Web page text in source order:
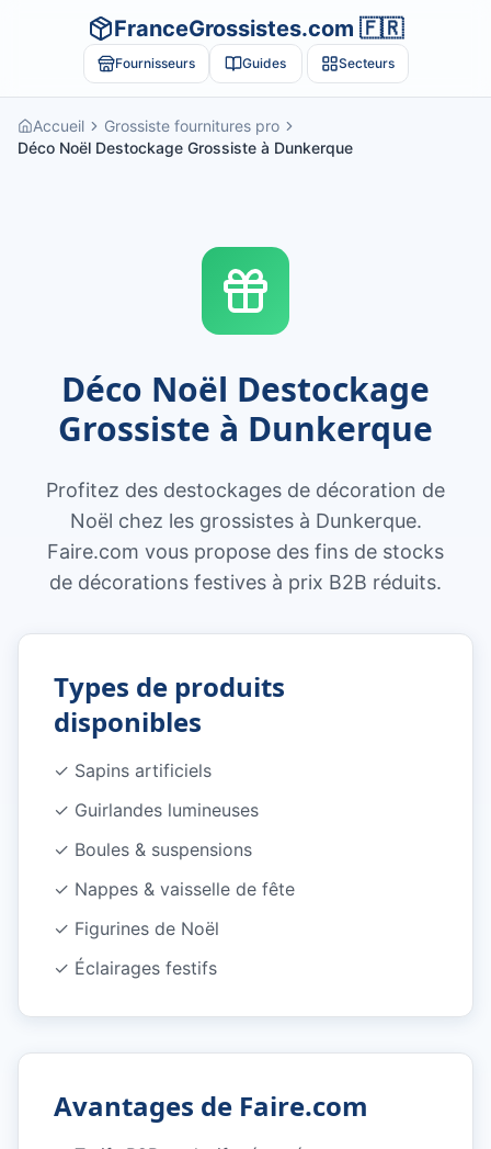
FranceGrossistes.com 🇫🇷
Fournisseurs Guides Secteurs
Accueil
Grossiste fournitures pro
Déco Noël Destockage Grossiste à Dunkerque
Déco Noël Destockage
Grossiste à Dunkerque
Profitez des destockages de décoration de
Noël chez les grossistes à Dunkerque.
Faire.com vous propose des fins de stocks
de décorations festives à prix B2B réduits.
Types de produits
disponibles
✓ Sapins artificiels
✓ Guirlandes lumineuses
✓ Boules & suspensions
✓ Nappes & vaisselle de fête
✓ Figurines de Noël
✓ Éclairages festifs
Avantages de Faire.com